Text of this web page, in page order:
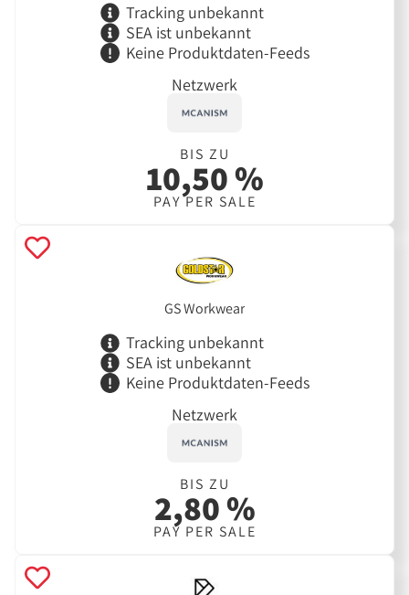
Tracking unbekannt
SEA ist unbekannt
Keine Produktdaten-Feeds
Netzwerk
BIS ZU
10,50 %
PAY PER SALE
GS Workwear
Tracking unbekannt
SEA ist unbekannt
Keine Produktdaten-Feeds
Netzwerk
BIS ZU
2,80 %
PAY PER SALE